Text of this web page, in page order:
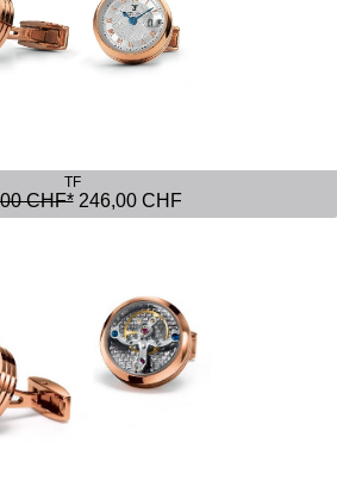
TF
CHF*246,00 CHF